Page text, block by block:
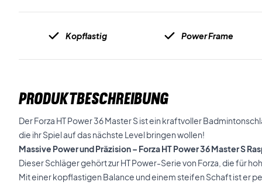
Kopflastig Power Frame
PRODUKTBESCHREIBUNG
Der Forza HT Power 36 Master S ist ein kraftvoller
die ihr Spiel auf das nächste Level bringen wollen!
Massive Power und Präzision – Forza HT Power 36 Master S
Dieser Schläger gehört zur HT Power-Serie von Forza, die für
Mit einer kopflastigen Balance und einem steifen Schaft ist er